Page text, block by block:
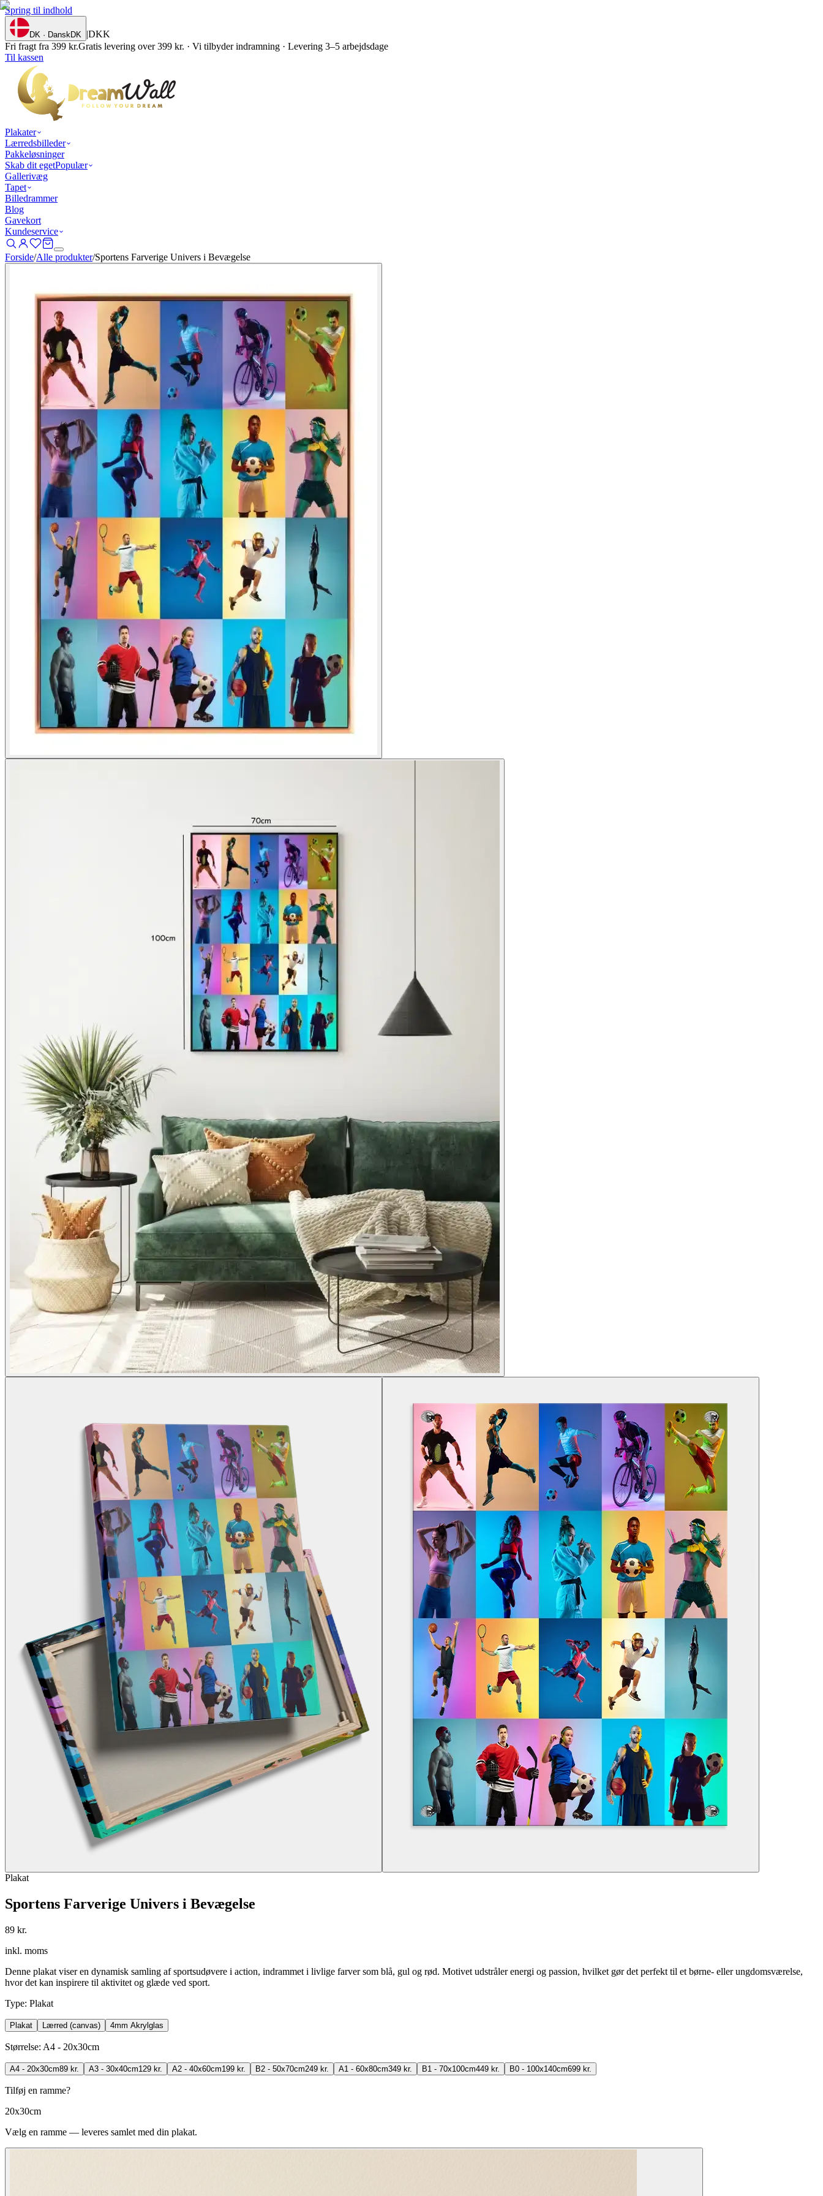
Spring til indhold
DK · DanskDK |DKK
Fri fragt fra 399 kr.Gratis levering over 399 kr. · Vi tilbyder indramning · Levering 3–5 arbejdsdage
Til kassen
Plakater
Lærredsbilleder
Pakkeløsninger
Skab dit egetPopulær
Gallerivæg
Tapet
Billedrammer
Blog
Gavekort
Kundeservice
Forside/Alle produkter/Sportens Farverige Univers i Bevægelse
Plakat
Sportens Farverige Univers i Bevægelse
89 kr.
inkl. moms
Denne plakat viser en dynamisk samling af sportsudøvere i action, indrammet i livlige farver som blå, gul og rød. Motivet udstråler energi og passion, hvilket gør det perfekt til et børne- eller ungdomsværelse,
hvor det kan inspirere til aktivitet og glæde ved sport.
Type: Plakat
Plakat Lærred (canvas) 4mm Akrylglas
Størrelse: A4 - 20x30cm
A4 - 20x30cm89 kr. A3 - 30x40cm129 kr. A2 - 40x60cm199 kr. B2 - 50x70cm249 kr. A1 - 60x80cm349 kr. B1 - 70x100cm449 kr. B0 - 100x140cm699 kr.
Tilføj en ramme?
20x30cm
Vælg en ramme — leveres samlet med din plakat.